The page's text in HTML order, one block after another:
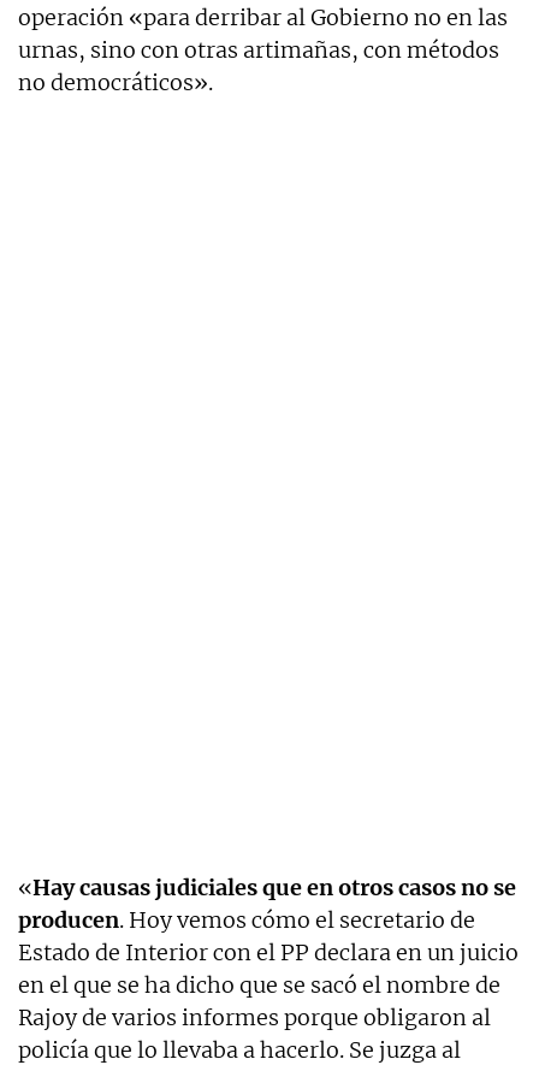
operación «para derribar al Gobierno no en las
urnas, sino con otras artimañas, con métodos
no democráticos».
«Hay causas judiciales que en otros casos no se
producen. Hoy vemos cómo el secretario de
Estado de Interior con el PP declara en un juicio
en el que se ha dicho que se sacó el nombre de
Rajoy de varios informes porque obligaron al
policía que lo llevaba a hacerlo. Se juzga al